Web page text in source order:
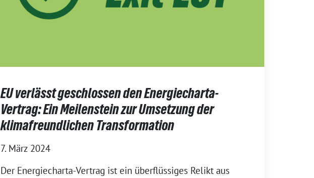
EU verlässt geschlossen den Energiecharta-
Vertrag: Ein Meilenstein zur Umsetzung der
klimafreundlichen Transformation
7. März 2024
Der Energiecharta-Vertrag ist ein überflüssiges Relikt aus